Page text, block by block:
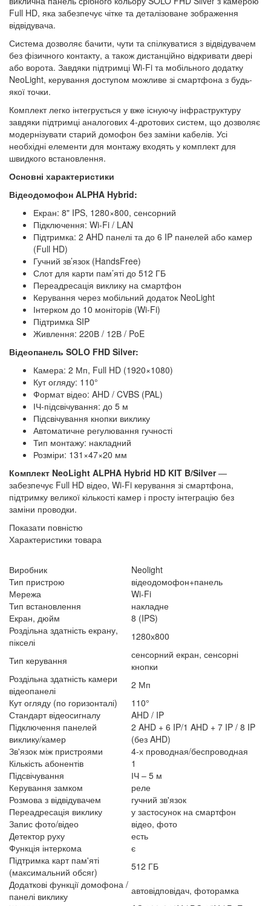
Full HD, яка забезпечує чітке та деталізоване зображення
відвідувача.
Система дозволяє бачити, чути та спілкуватися з відвідувачем
без фізичного контакту, а також дистанційно відкривати двері
або ворота. Завдяки підтримці Wi-Fi та мобільного додатку
NeoLight, керування доступом можливе зі смартфона з будь-
якої точки.
Комплект легко інтегрується у вже існуючу інфраструктуру
завдяки підтримці аналогових 4-дротових систем, що дозволяє
модернізувати старий домофон без заміни кабелів. Усі
необхідні елементи для монтажу входять у комплект для
швидкого встановлення.
Основні характеристики
Відеодомофон ALPHA Hybrid:
Екран: 8" IPS, 1280×800, сенсорний
Підключення: Wi-Fi / LAN
Підтримка: 2 AHD панелі та до 6 IP панелей або камер
(Full HD)
Гучний зв’язок (HandsFree)
Слот для карти пам’яті до 512 ГБ
Переадресація виклику на смартфон
Керування через мобільний додаток NeoLight
Інтерком до 10 моніторів (Wi-Fi)
Підтримка SIP
Живлення: 220В / 12В / PoE
Відеопанель SOLO FHD Silver:
Камера: 2 Мп, Full HD (1920×1080)
Кут огляду: 110°
Формат відео: AHD / CVBS (PAL)
ІЧ-підсвічування: до 5 м
Підсвічування кнопки виклику
Автоматичне регулювання гучності
Тип монтажу: накладний
Розміри: 131×47×20 мм
Комплект NeoLight ALPHA Hybrid HD KIT B/Silver—
забезпечує Full HD відео, Wi-Fi керування зі смартфона,
підтримку великої кількості камер і просту інтеграцію без
заміни проводки.
Показати повністю
Характеристики товара
Виробник
Neolight
Тип пристрою
відеодомофон+панель
Мережа
Wi-Fi
Тип встановлення
накладне
Екран, дюйм
8 (IPS)
Роздільна здатність екрану,
пікселі
1280х800
Тип керування
сенсорний екран, сенсорні
кнопки
Роздільна здатність камери
відеопанелі
2 Мп
Кут огляду (по горизонталі)
110°
Стандарт відеосигналу
AHD / IP
Підключення панелей
виклику/камер
2 AHD + 6 IP/1 AHD + 7 IP / 8 IP
(без AHD)
Зв'язок між пристроями
4-х проводная/беспроводная
Кількість абонентів
1
Підсвічування
ІЧ – 5 м
Керування замком
реле
Розмова з відвідувачем
гучний зв'язок
Переадресація виклику
у застосунок на смартфон
Запис фото/відео
відео, фото
Детектор руху
есть
Функція інтеркома
є
Підтримка карт пам'яті
(максимальний обсяг)
512 ГБ
Додаткові функції домофона /
панелі виклику
автовідповідач, фоторамка